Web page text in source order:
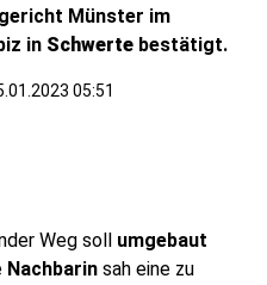
Münster im
in Schwerte bestätigt.
05:51
Weg soll umgebaut
Nachbarin sah eine zu